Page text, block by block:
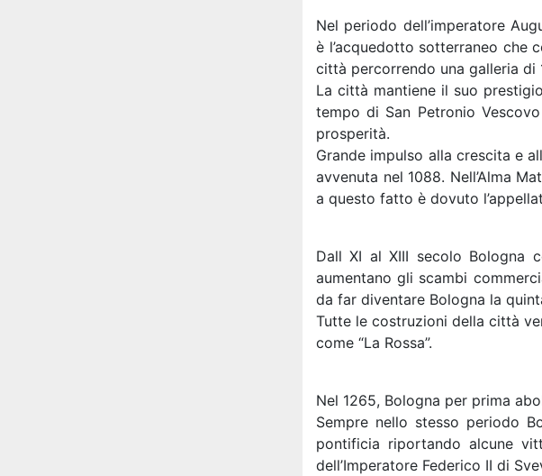
Nel periodo dell’imperatore
è l’acquedotto sotterraneo che
città percorrendo una galleria di
La città mantiene il suo
tempo di San Petronio
prosperità.
Grande impulso alla crescita e
avvenuta nel 1088. Nell’Alma
a questo fatto è dovuto
Dall XI al XIII secolo Bologna
aumentano gli scambi
da far diventare Bologna la
Tutte le costruzioni della città
come “La Rossa”.
Nel 1265, Bologna per prima
Sempre nello stesso periodo
pontificia riportando alcune
dell’Imperatore Federico II di